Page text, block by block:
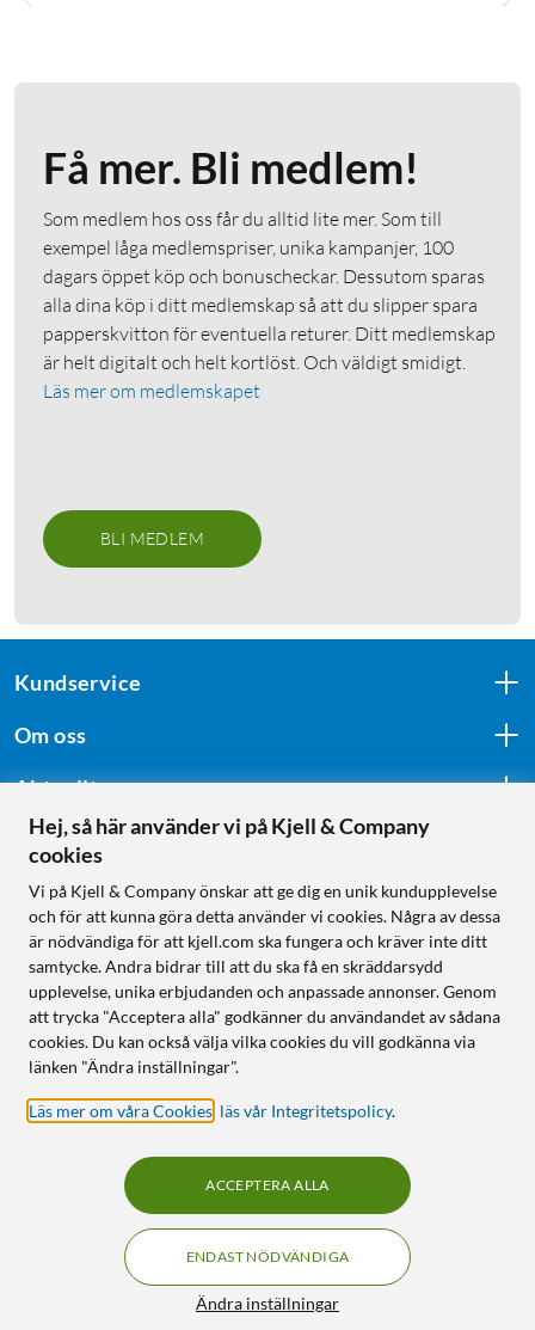
Få mer. Bli medlem!
Som medlem hos oss får du alltid lite mer. Som till
exempel låga medlemspriser, unika kampanjer, 100
dagars öppet köp och bonuscheckar. Dessutom sparas
alla dina köp i ditt medlemskap så att du slipper spara
papperskvitton för eventuella returer. Ditt medlemskap
är helt digitalt och helt kortlöst. Och väldigt smidigt.
Läs mer om medlemskapet
BLI MEDLEM
Kundservice
Om oss
Aktuellt
Följ oss
Handla från:
Sverige
Norge
KUNSKAP OCH TILLBEHÖR TILL
HEMELEKTRONIK
Hej, så här använder vi på Kjell & Company
cookies
Vi på Kjell & Company önskar att ge dig en unik kundupplevelse
och för att kunna göra detta använder vi cookies. Några av dessa
är nödvändiga för att kjell.com ska fungera och kräver inte ditt
samtycke. Andra bidrar till att du ska få en skräddarsydd
upplevelse, unika erbjudanden och anpassade annonser. Genom
att trycka "Acceptera alla" godkänner du användandet av sådana
cookies. Du kan också välja vilka cookies du vill godkänna via
länken "Ändra inställningar".
Läs mer om våra Cookies läs vår Integritetspolicy.
Ändra inställningar
ENDAST NÖDVÄNDIGA
ACCEPTERA ALLA